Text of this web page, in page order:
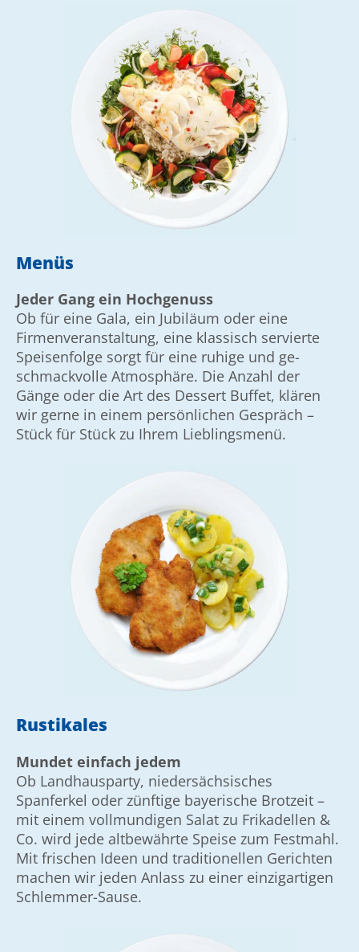
Menüs
Jeder Gang ein Hochgenuss
Ob für eine Gala, ein Jubiläum oder eine
Firmen­veranstaltung, eine klassisch servierte
Speisen­folge sorgt für eine ruhige und ge­
schmack­volle Atmos­phäre. Die Anzahl der
Gänge oder die Art des Dessert Buffet, klären
wir gerne in einem persönlichen Gespräch –
Stück für Stück zu Ihrem Lieblingsmenü.
Rustikales
Mundet einfach jedem
Ob Landhausparty, nieder­sächsisches
Spanferkel oder zünftige bay­e­rische Brot­zeit –
mit einem voll­mundigen Salat zu Frikadellen &
Co. wird jede alt­be­währte Speise zum Fest­mahl.
Mit frischen Ideen und traditionellen Gerichten
machen wir jeden Anlass zu einer einzigartigen
Schlemmer-Sause.